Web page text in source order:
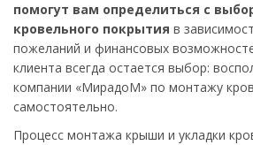
помогут вам определиться с
кровельного покрытия в
пожеланий и финансовых
клиента всегда остается выбор:
компании «МирадоМ» по монтажу
самостоятельно.
Процесс монтажа крыши и укладки